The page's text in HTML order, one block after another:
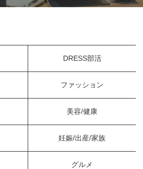
DRESS部活
ファッション
美容/健康
妊娠/出産/家族
グルメ